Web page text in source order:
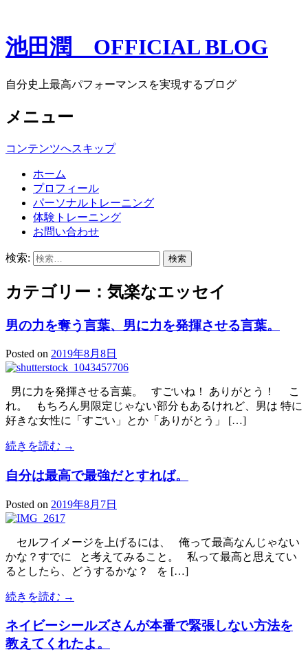
池田潤 OFFICIAL BLOG
自分史上最高パフォーマンスを実現するブログ
メニュー
コンテンツへスキップ
ホーム
プロフィール
パーソナルトレーニング
体験トレーニング
お問い合わせ
検索:
カテゴリー：気楽なエッセイ
男の力を奪う言葉、男に力を発揮させる言葉。
Posted on 2019年8月8日
男に力を発揮させる言葉。 すごいね！ ありがとう！ こ
れ。 もちろん男限定じゃない部分もあるけれど、男は 特に
好きな女性に「すごい」とか「ありがとう」 […]
続きを読む →
自分は最高で最強だとすれば。
Posted on 2019年8月7日
セルフイメージを上げるには、 俺って最高なんじゃない
かな？すでに と考えてみること。 私って最高と思えてい
るとしたら、どうするかな？ を […]
続きを読む →
ネイビーシールズさんが本番で緊張しない方法を
教えてくれたよ。